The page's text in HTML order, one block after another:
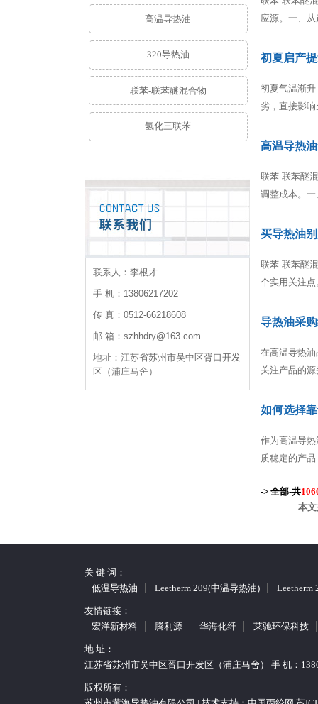
高温导热油
320导热油
联苯-联苯醚混合物
氢化三联苯
联系人：李根才
手 机：13806217202
传 真：0512-66218608
邮 箱：szhhdry@163.com
地址：江苏省苏州市吴中区胥口开发
区（浦庄马舍）
应源。一、
初夏启产
初夏气温渐
劣，直接影
高温导热
联苯-联苯醚
调整成本。
买导热油
联苯-联苯醚
个实用关注
导热油采
在高温导热
关注产品的
如何选择
作为高温导
质稳定的产
-> 全部-共
本
关 键 词：
低温导热油
Leetherm 209(中温导热油) Leetherm
友情链接：
宏洋新材料
腾利源 华海化纤 莱驰环保科技
地 址：
江苏省苏州市吴中区胥口开发区（浦庄马舍） 手 机：
版权所有：